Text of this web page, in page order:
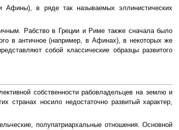
Афины), в ряде так называемых эллинистических
Рабство в Греции и Риме также сначала было
в античное (например, в Афинах), в некоторых же
собой классические образцы развитого
собственности рабовладельцев на землю и
странах носило недостаточно развитый характер,
полупатриархальные отношения. Основной